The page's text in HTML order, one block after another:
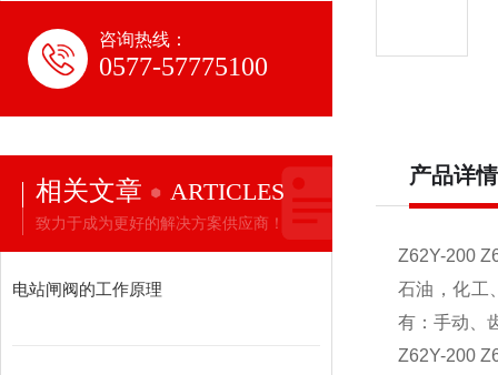
咨询热线：
0577-57775100
相关文章 ARTICLES
致力于成为更好的解决方案供应商！
电站闸阀的工作原理
产品详情
Z62Y-200
石油，化工
有：手动、
Z62Y-200